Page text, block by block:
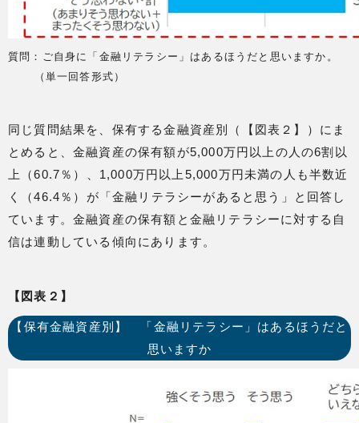
質問：ご自身に「金融リテラシー」はあるほうだと思いますか。
（単一回答形式）
同じ質問結果を、保有する金融資産別（【図表２】）にま
とめると、金融資産の保有額が5,000万円以上の人の6割以
上（60.7％）、1,000万円以上5,000万円未満の人も半数近
く（46.4％）が「金融リテラシーがあると思う」と回答し
ています。金融資産の保有額と金融リテラシーに対する自
信は連動している傾向にあります。
【図表２】
【保有金融資産別】 「金融リテラシー」はあるほうだと
思いますか